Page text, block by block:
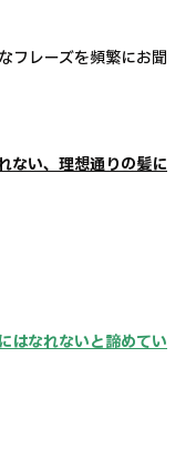
フレーズを頻繁にお聞
ない、理想通りの髪に
はなれないと諦めてい